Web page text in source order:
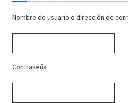
Nombre de usuario o dirección de
Contraseña